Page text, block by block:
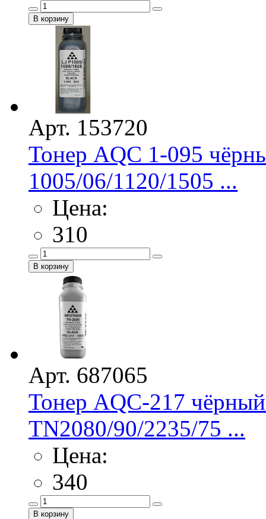
Арт. 153720
Тонер AQC 1-095
1005/06/1120/1505 ...
Цена:
310
Арт. 687065
Тонер AQC-217
TN2080/90/2235/75 ...
Цена:
340